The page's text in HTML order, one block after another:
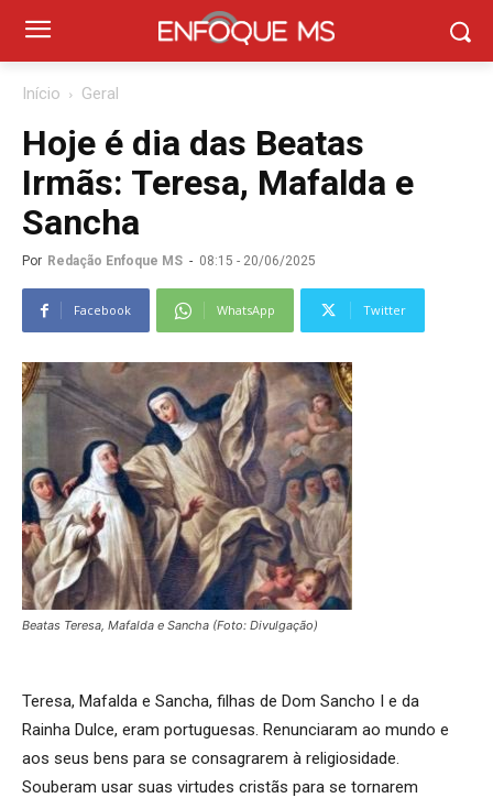
Início Geral
Hoje é dia das Beatas
Irmãs: Teresa, Mafalda e
Sancha
Por Redação Enfoque MS - 08:15 - 20/06/2025
Facebook WhatsApp Twitter
Beatas Teresa, Mafalda e Sancha (Foto: Divulgação)
Teresa, Mafalda e Sancha, filhas de Dom Sancho I e da
Rainha Dulce, eram portuguesas. Renunciaram ao mundo e
aos seus bens para se consagrarem à religiosidade.
Souberam usar suas virtudes cristãs para se tornarem